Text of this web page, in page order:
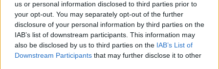
us or personal information disclosed to third parties prior to
your opt-out. You may separately opt-out of the further
disclosure of your personal information by third parties on the
IAB’s list of downstream participants. This information may
also be disclosed by us to third parties on the IAB’s List of
Downstream Participants that may further disclose it to other
Taglio accise, esodo estivo salvo. Ma sale